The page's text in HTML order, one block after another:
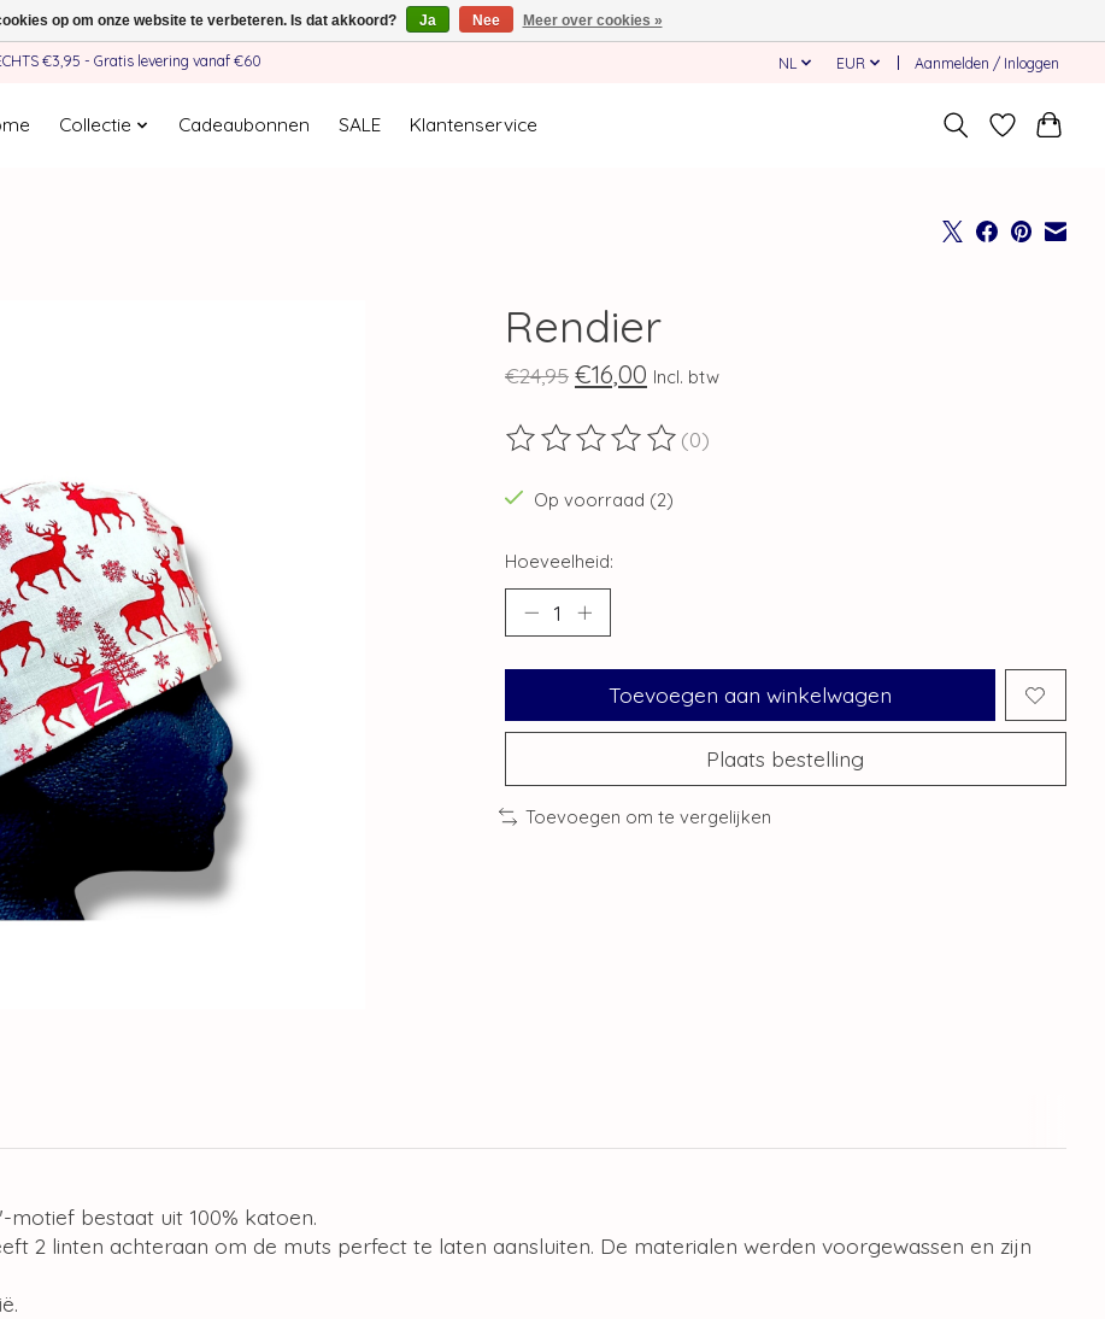
€3,95 - Gratis levering vanaf €60 NL EUR Aanmelden / Inloggen
Collectie Cadeaubonnen SALE Klantenservice
Rendier
€24,95 €16,00 Incl. btw
De beoordeling van dit product is
(0)
Op voorraad (2)
Hoeveelheid:
Toevoegen aan winkelwagen
Plaats bestelling
Toevoegen om te vergelijken
bestaat uit 100% katoen.
2 linten achteraan om de muts perfect te laten aansluiten. De materialen werden voorgewassen en zijn
op om onze website te verbeteren. Is dat akkoord? Ja Nee Meer over cookies »